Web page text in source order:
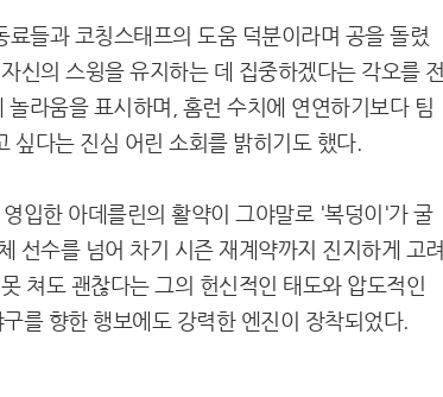
들과 코칭스태프의 도움 덕분이라며 공을 돌렸
신의 스윙을 유지하는 데 집중하겠다는 각오를 전
라움을 표시하며, 홈런 수치에 연연하기보다 팀
싶다는 진심 어린 소회를 밝히기도 했다.
입한 아데를린의 활약이 그야말로 '복덩이'가 굴
선수를 넘어 차기 시즌 재계약까지 진지하게 고려
쳐도 괜찮다는 그의 헌신적인 태도와 압도적인
를 향한 행보에도 강력한 엔진이 장착되었다.